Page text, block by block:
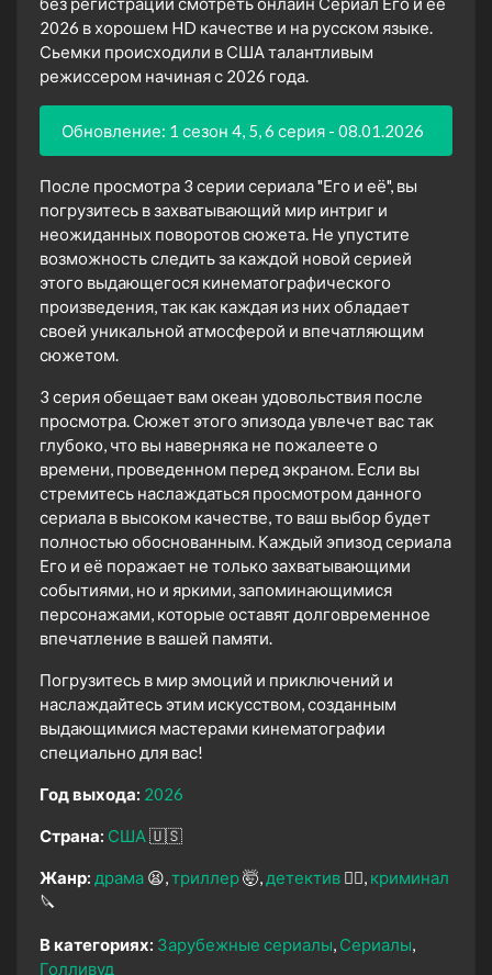
2026 в хорошем HD качестве и на русском языке.
Сьемки происходили в США талантливым
режиссером начиная с 2026 года.
Обновление: 1 сезон 4, 5, 6 серия - 08.01.2026
После просмотра 3 серии сериала "Его и её", вы
погрузитесь в захватывающий мир интриг и
неожиданных поворотов сюжета. Не упустите
возможность следить за каждой новой серией
этого выдающегося кинематографического
произведения, так как каждая из них обладает
своей уникальной атмосферой и впечатляющим
сюжетом.
3 серия обещает вам океан удовольствия после
просмотра. Сюжет этого эпизода увлечет вас так
глубоко, что вы наверняка не пожалеете о
времени, проведенном перед экраном. Если вы
стремитесь наслаждаться просмотром данного
сериала в высоком качестве, то ваш выбор будет
полностью обоснованным. Каждый эпизод сериала
Его и её поражает не только захватывающими
событиями, но и яркими, запоминающимися
персонажами, которые оставят долговременное
впечатление в вашей памяти.
Погрузитесь в мир эмоций и приключений и
наслаждайтесь этим искусством, созданным
выдающимися мастерами кинематографии
специально для вас!
Год выхода: 2026
Страна: США🇺🇸
Жанр: драма 😫 триллер🤯 детектив 🕵️‍♂️ криминал
🔪
В категориях: Зарубежные сериалы Сериалы
Голливуд